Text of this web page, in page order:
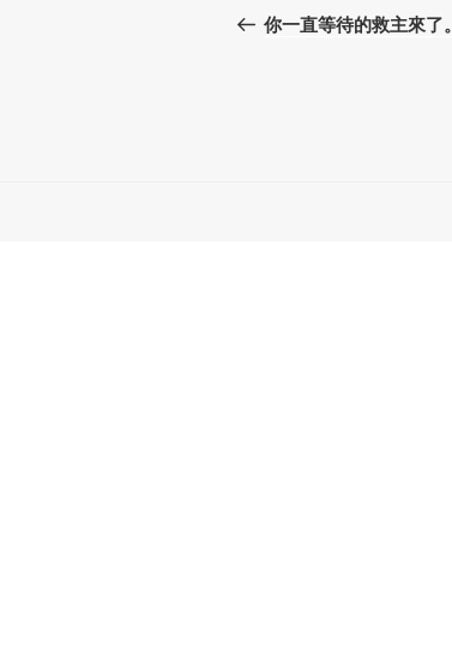
章
一
你一直等待的救主來了。